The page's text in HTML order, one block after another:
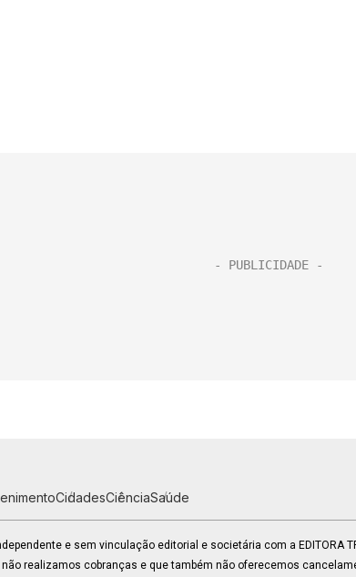
CidadesCiênciaSaúde
e sem vinculação editorial e societária com a EDITORA
realizamos cobranças e que também não oferecemos